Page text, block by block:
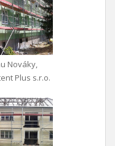
Nováky,
Plus s.r.o.